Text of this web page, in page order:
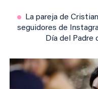
La pareja de
seguidores de
Día del Padre